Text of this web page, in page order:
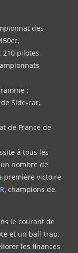
des
210 pilotes
:
Side-car,
de France de
à tous les
nombre de
première victoire
, champions de
le courant de
et un ball-trap.
les finances